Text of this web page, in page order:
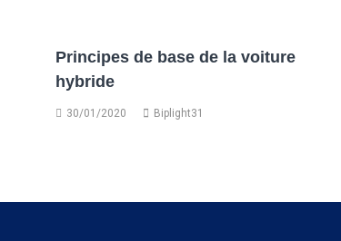
Principes de base de la voiture
hybride
30/01/2020 Biplight31